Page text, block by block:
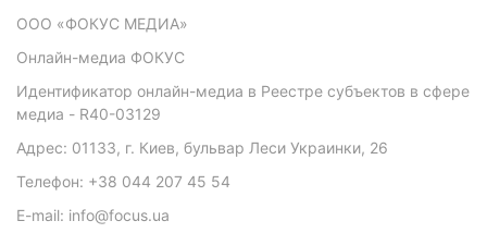
ООО «ФОКУС МЕДИА»
Онлайн-медиа ФОКУС
Идентификатор онлайн-медиа в Реестре субъектов в сфере
медиа - R40-03129
Адрес: 01133, г. Киев, бульвар Леси Украинки, 26
Телефон: +38 044 207 45 54
E-mail: info@focus.ua